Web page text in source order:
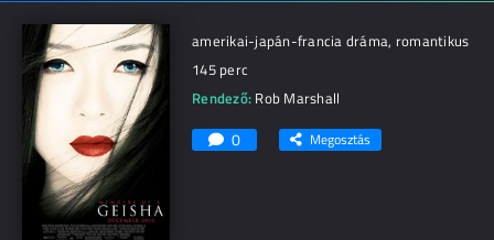
amerikai-japán-francia dráma, romantikus
145 perc
Rendező: Rob Marshall
0 Megosztás